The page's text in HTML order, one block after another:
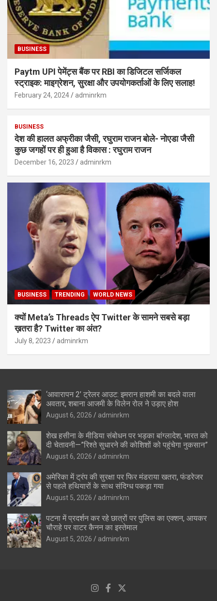
BUSINESS
Paytm UPI पेमेंट्स बैंक पर RBI का डिजिटल सर्जिकल
स्ट्राइक: माइग्रेशन, सुरक्षा और उपयोगकर्ताओं के लिए सलाह!
February 24, 2024 adminrkm
BUSINESS
देश की हालत अफ्रीका जैसी, रघुराम राजन बोले- नोएडा जैसी
कुछ जगहों पर ही हुआ है विकास : रघुराम राजन
December 16, 2023 adminrkm
BUSINESS TRENDING WORLD NEWS
क्यों Meta’s Threads ऐप Twitter के सामने सबसे बड़ा
ख़तरा है? Twitter का अंत?
July 8, 2023 adminrkm
‘आवारापन 2’ ट्रेलर आउट: इमरान हाशमी का बदले वाला
अवतार, शबाना आजमी के विलेन रोल ने उड़ाए होश
August 6, 2026 adminrkm
शेख हसीना के मीडिया संबोधन पर भड़का बांग्लादेश, भारत को
दी चेतावनी—”रिश्ते सुधारने की कोशिशों को पहुंचेगा नुकसान”
August 6, 2026 adminrkm
अमेरिका में ट्रंप की सुरक्षा पर फिर मंडराया खतरा, फंडरेजर
से पहले हथियारों के साथ संदिग्ध पकड़ा गया
August 5, 2026 adminrkm
पटना में प्रदर्शन कर रहे छात्रों पर पुलिस का एक्शन, आयकर
चौराहे पर वाटर कैनन का इस्तेमाल
August 5, 2026 adminrkm